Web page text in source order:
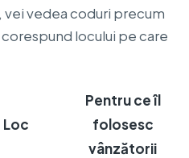
vedea coduri precum
locului pe care
Loc
Pentru ce îl
folosesc
vânzătorii